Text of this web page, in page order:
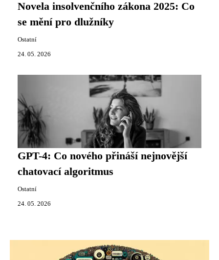
Novela insolvenčního zákona 2025: Co
se mění pro dlužníky
Ostatní
24. 05. 2026
GPT-4: Co nového přináší nejnovější
chatovací algoritmus
Ostatní
24. 05. 2026